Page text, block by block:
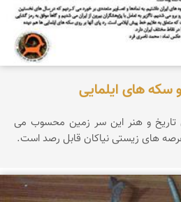
سکه های ایلمایی
های ایران، مبانی تاریخ و هنر این سر زمین محسوب می